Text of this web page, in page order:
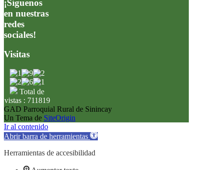
¡Síguenos
en nuestras
redes
sociales!
Visitas
Total de
vistas : 711819
GAD Parroquial Rural de Sinincay
Un Tema de SiteOrigin
Ir al contenido
Abrir barra de herramientas
Herramientas de accesibilidad